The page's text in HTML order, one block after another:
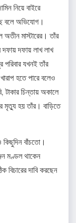
নিয়ে বাইরে
বলে অভিযোগ।
অতীন মাস্টারের। তাঁর
দফায় দফায় লাখ লাখ
যখনই তাঁর
হতে পারে বলেও
টাকার চিন্তায় অকালে
মৃত্যু হয় তাঁর। বাড়িতে
বাঁচতো।
মণ্ডল থাকেন
দাবি করছেন